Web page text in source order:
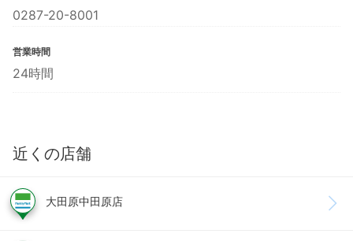
0287-20-8001
営業時間
24時間
近くの店舗
大田原中田原店